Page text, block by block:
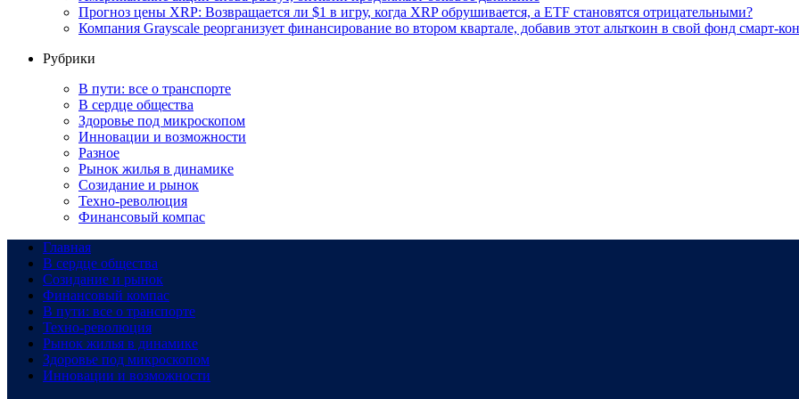
Прогноз цены XRP: Возвращается ли $1 в игру, когда XRP обрушивается, а ETF становятся отрицательными?
Компания Grayscale реорганизует финансирование во втором квартале, добавив этот альткоин в свой фонд смарт-
Рубрики
В пути: все о транспорте
В сердце общества
Здоровье под микроскопом
Инновации и возможности
Разное
Рынок жилья в динамике
Созидание и рынок
Техно-революция
Финансовый компас
Главная
В сердце общества
Созидание и рынок
Финансовый компас
В пути: все о транспорте
Техно-революция
Рынок жилья в динамике
Здоровье под микроскопом
Инновации и возможности